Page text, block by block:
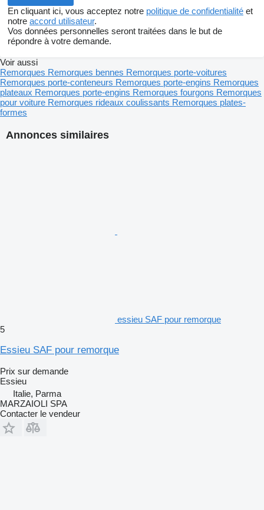
En cliquant ici, vous acceptez notre politique de confidentialité et
notre accord utilisateur.
Vos données personnelles seront traitées dans le but de
répondre à votre demande.
Annonces similaires
essieu SAF pour remorque
5
Essieu SAF pour remorque
Prix sur demande
Essieu
Italie, Parma
MARZAIOLI SPA
Contacter le vendeur
Voir aussi
Remorques Remorques bennes Remorques porte-voitures
Remorques porte-conteneurs Remorques porte-engins Remorques
plateaux Remorques porte-engins Remorques fourgons Remorques
pour voiture Remorques rideaux coulissants Remorques plates-
formes